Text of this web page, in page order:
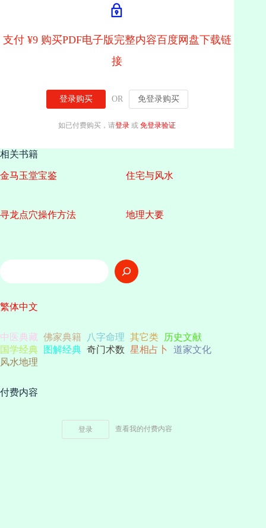
支付 ¥9 购买PDF电子版完整内容百度网盘下载链
接
登录购买 OR 免登录购买
如已付费购买，请登录 或免登录验证
相关书籍
金马玉堂宝鉴 住宅与风水
寻龙点穴操作方法 地理大要
搜
索
繁体中文
中医典藏 佛家典籍 八字命理 其它类 历史文献
国学经典
图解经典 奇门术数 星相占卜
道家文化
风水地理
付费内容
登录 查看我的付费内容